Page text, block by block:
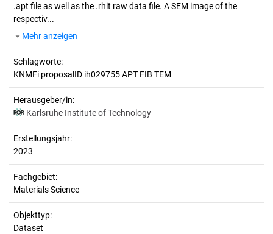
.apt file as well as the .rhit raw data file. A SEM image of the
respectiv...
Mehr anzeigen
Schlagworte:
KNMFi proposalID ih029755 APT FIB TEM
Herausgeber/in:
Karlsruhe Institute of Technology
Erstellungsjahr:
2023
Fachgebiet:
Materials Science
Objekttyp:
Dataset